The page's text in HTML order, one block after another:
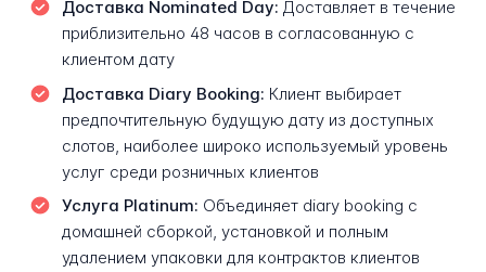
Доставка Nominated Day: Доставляет в течение
приблизительно 48 часов в согласованную с
клиентом дату
Доставка Diary Booking: Клиент выбирает
предпочтительную будущую дату из доступных
слотов, наиболее широко используемый уровень
услуг среди розничных клиентов
Услуга Platinum: Объединяет diary booking с
домашней сборкой, установкой и полным
удалением упаковки для контрактов клиентов